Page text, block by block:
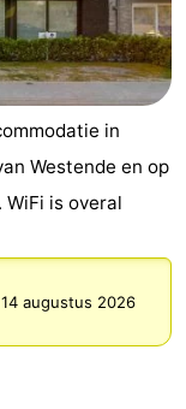
in
Westende en op
is overal
augustus 2026